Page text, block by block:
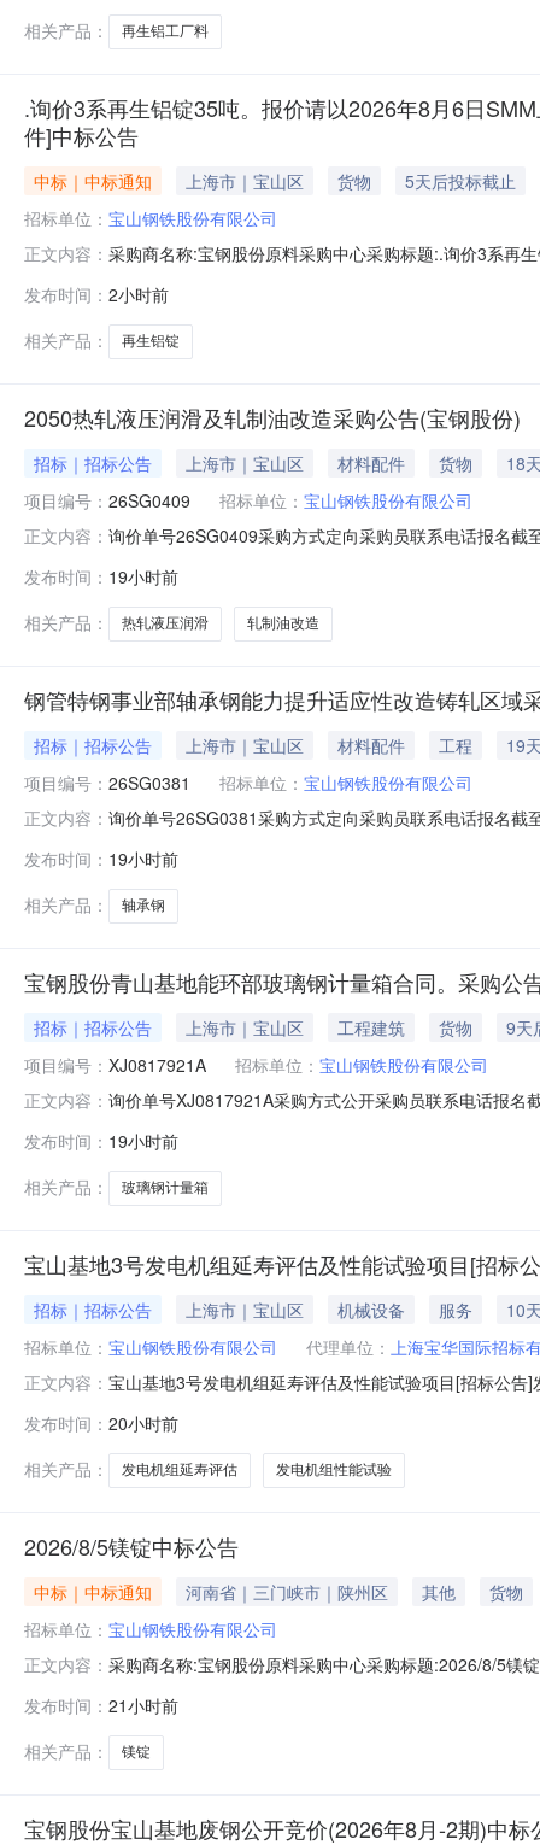
相关产品：
再生铝工厂料
.询价3系再生铝锭35吨。报价请以2026年8月6日
件]中标公告
中标｜中标通知 上海市｜宝山区 货物
5天后投标截止
招标单位： 宝山钢铁股份有限公司
正文内容： 采购商名称:宝钢股份原料采购中心采购标题:.询价3系再
发布时间： 2小时前
相关产品：
再生铝锭
2050热轧液压润滑及轧制油改造采购公告(宝钢股份)
招标｜招标公告 上海市｜宝山区 材料配件 货物
18
项目编号： 26SG0409 招标单位： 宝山钢铁股份有限公司
正文内容： 询价单号26SG0409采购方式定向采购员联系电话报名
支撑辊平衡液压阀台；改造2#和3#卷取机共6套助卷辊
发布时间： 19小时前
相关产品：
热轧液压润滑 轧制油改造
钢管特钢事业部轴承钢能力提升适应性改造铸轧区域
招标｜招标公告 上海市｜宝山区 材料配件 工程
19
项目编号： 26SG0381 招标单位： 宝山钢铁股份有限公司
正文内容： 询价单号26SG0381采购方式定向采购员联系电话报名
款：钢管特钢事业部轴承钢能力提升适应性改造项目铸
发布时间： 19小时前
相关产品：
轴承钢
宝钢股份青山基地能环部玻璃钢计量箱合同。采购公
招标｜招标公告 上海市｜宝山区 工程建筑 货物
9天
项目编号： XJ0817921A 招标单位： 宝山钢铁股份有限公司
正文内容： 询价单号XJ0817921A采购方式公开采购员联系电话报
理;原始制造厂:无;部件号:无;2.0piece2026-10-
发布时间： 19小时前
相关产品：
玻璃钢计量箱
宝山基地3号发电机组延寿评估及性能试验项目[招标
招标｜招标公告 上海市｜宝山区 机械设备 服务
10
招标单位： 宝山钢铁股份有限公司 代理单位： 上海宝华国际招标
正文内容： 宝山基地3号发电机组延寿评估及性能试验项目[招标公
况与招标范围2.1项目地点：上海市宝山区富锦路宝山基
围：1）对
发布时间： 20小时前
相关产品：
发电机组延寿评估 发电机组性能试验
2026/8/5镁锭中标公告
中标｜中标通知 河南省｜三门峡市｜陕州区 其他
货物
招标单位： 宝山钢铁股份有限公司
正文内容： 采购商名称:宝钢股份原料采购中心采购标题:2026/8/5镁
发布时间： 21小时前
相关产品：
镁锭
宝钢股份宝山基地废钢公开竞价(2026年8月-2期)中标